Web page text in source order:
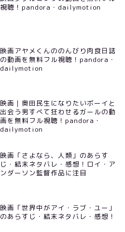
視聴！pandora・dailymotion
映画アヤメくんののんびり肉食日誌
の動画を無料フル視聴！pandora・
dailymotion
映画｜奥田民生になりたいボーイと
出会う男すべて狂わせるガールの動
画を無料フル視聴！pandora・
dailymotion
映画「さよなら、人類」のあらす
じ・結末ネタバレ・感想！ロイ・ア
ンダーソン監督作品に注目
映画「世界中がアイ・ラブ・ユー」
のあらすじ・結末ネタバレ・感想！